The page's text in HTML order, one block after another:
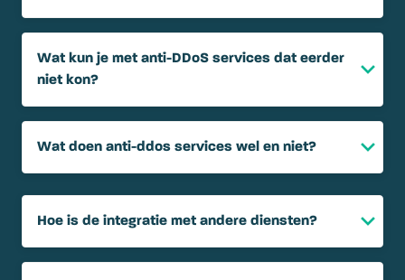
Wat kun je met anti-DDoS services dat eerder
niet kon?
Wat doen anti-ddos services wel en niet?
Hoe is de integratie met andere diensten?